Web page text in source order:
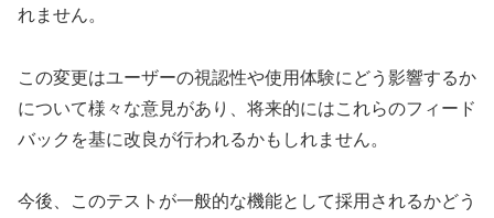
れません。
この変更はユーザーの視認性や使用体験にどう影響するか
について様々な意見があり、将来的にはこれらのフィード
バックを基に改良が行われるかもしれません。
今後、このテストが一般的な機能として採用されるかどう